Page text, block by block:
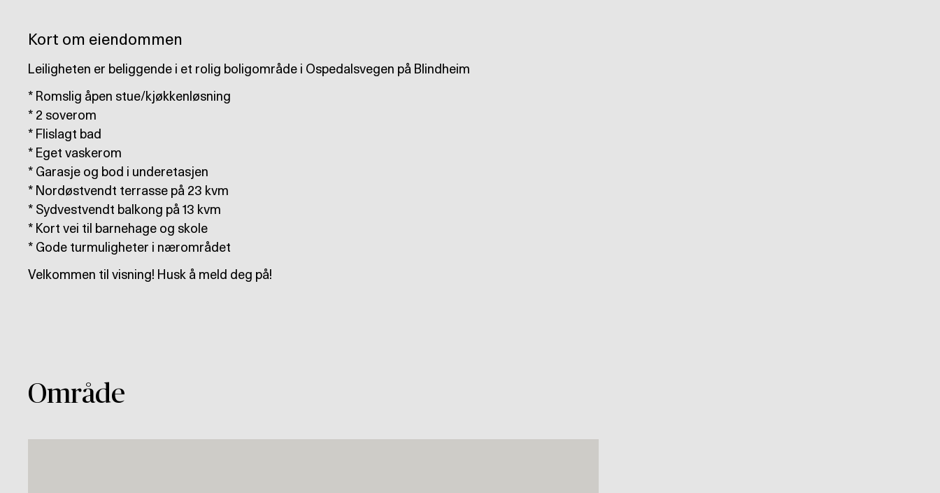
Kort om eiendommen
Leiligheten er beliggende i et rolig boligområde i Ospedalsvegen på Blindheim
* Romslig åpen stue/kjøkkenløsning
* 2 soverom
* Flislagt bad
* Eget vaskerom
* Garasje og bod i underetasjen
* Nordøstvendt terrasse på 23 kvm
* Sydvestvendt balkong på 13 kvm
* Kort vei til barnehage og skole
* Gode turmuligheter i nærområdet
Velkommen til visning! Husk å meld deg på!
Område